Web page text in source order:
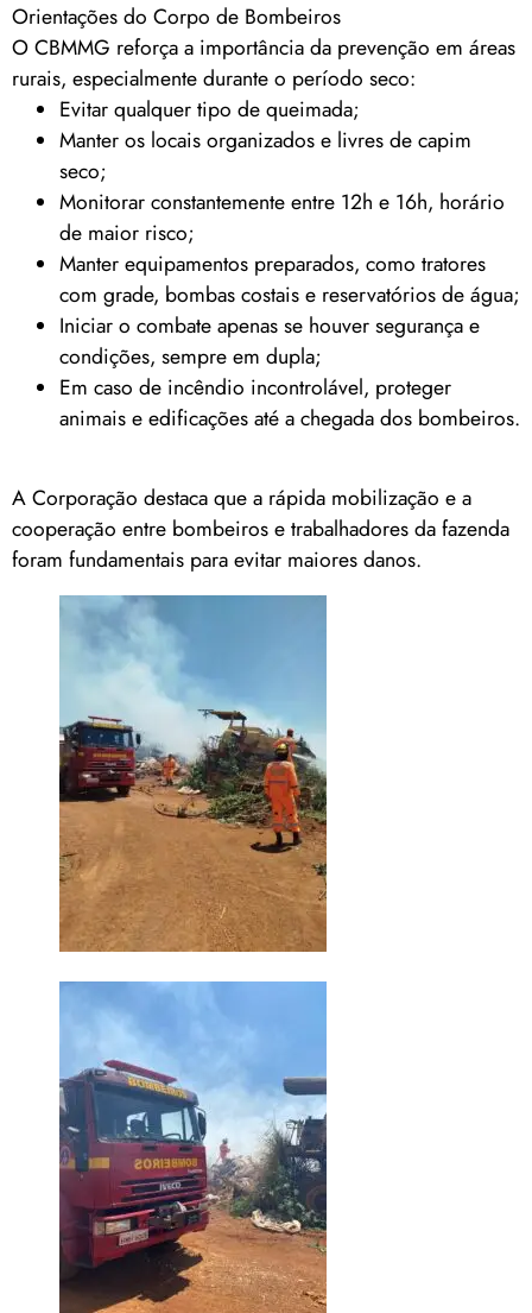
Orientações do Corpo de Bombeiros
O CBMMG reforça a importância da prevenção em áreas
rurais, especialmente durante o período seco:
Evitar qualquer tipo de queimada;
Manter os locais organizados e livres de capim
seco;
Monitorar constantemente entre 12h e 16h, horário
de maior risco;
Manter equipamentos preparados, como tratores
com grade, bombas costais e reservatórios de água;
Iniciar o combate apenas se houver segurança e
condições, sempre em dupla;
Em caso de incêndio incontrolável, proteger
animais e edificações até a chegada dos bombeiros.
A Corporação destaca que a rápida mobilização e a
cooperação entre bombeiros e trabalhadores da fazenda
foram fundamentais para evitar maiores danos.